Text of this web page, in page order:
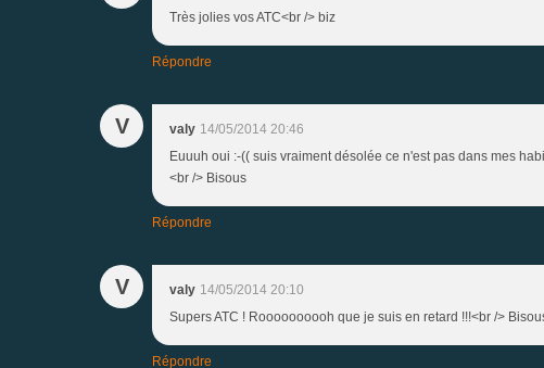
Très jolies vos ATC<br /> biz
Répondre
V valy 14/05/2014 20:46
Euuuh oui :-(( suis vraiment désolée ce n'est pas dans mes
<br /> Bisous
Répondre
V valy 14/05/2014 20:10
Supers ATC ! Roooooooooh que je suis en retard !!!<br />
Répondre